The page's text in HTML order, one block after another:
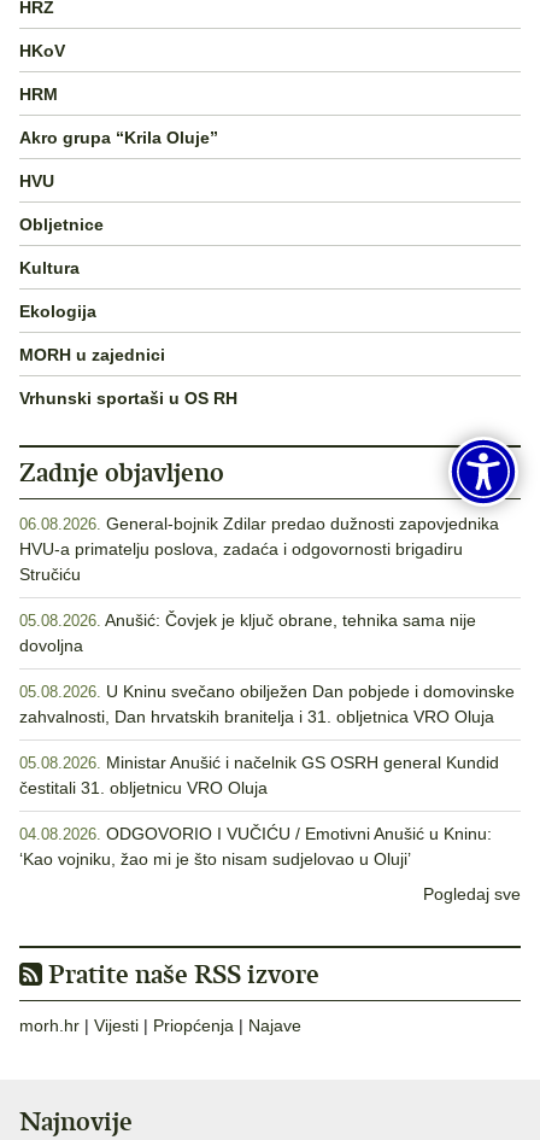
HRZ
HKoV
HRM
Akro grupa “Krila Oluje”
HVU
Obljetnice
Kultura
Ekologija
MORH u zajednici
Vrhunski sportaši u OS RH
Zadnje objavljeno
06.08.2026. General-bojnik Zdilar predao dužnosti zapovjednika
HVU-a primatelju poslova, zadaća i odgovornosti brigadiru
Stručiću
05.08.2026. Anušić: Čovjek je ključ obrane, tehnika sama nije
dovoljna
05.08.2026. U Kninu svečano obilježen Dan pobjede i domovinske
zahvalnosti, Dan hrvatskih branitelja i 31. obljetnica VRO Oluja
05.08.2026. Ministar Anušić i načelnik GS OSRH general Kundid
čestitali 31. obljetnicu VRO Oluja
04.08.2026. ODGOVORIO I VUČIĆU / Emotivni Anušić u Kninu:
‘Kao vojniku, žao mi je što nisam sudjelovao u Oluji’
Pogledaj sve
Pratite naše RSS izvore
morh.hr | Vijesti | Priopćenja | Najave
Najnovije